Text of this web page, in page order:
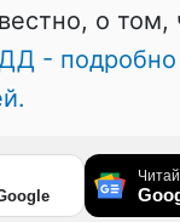
о том,
- подробно